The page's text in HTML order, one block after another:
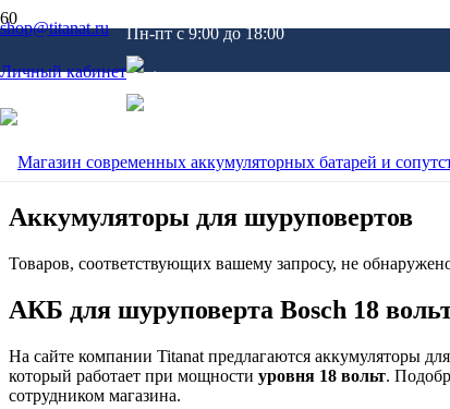
shop@titanat.ru
Личный кабинет
Пн-пт c 9:00 до 18:00
Главная/Каталог/АКБ для электроинструмента/АКБ для
Аккумуляторы для шуруповертов
Товаров, соответствующих вашему запросу, не
АКБ для шуруповерта Bosch 18
На сайте компании Titanat предлагаются аккумуляторы
который работает при мощности уровня 18 вольт.
сотрудником магазина.